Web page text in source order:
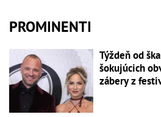
PROMINENTI
Týždeň od
šokujúcich
zábery z